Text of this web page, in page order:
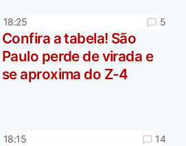
18:25 5
Confira a tabela! São
Paulo perde de virada e
se aproxima do Z-4
18:15 14